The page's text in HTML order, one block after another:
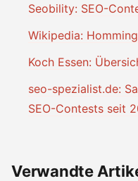
Seobility: SEO-
Wikipedia:
Koch Essen:
seo-spezialist.de:
SEO-Contests seit
Verwandte